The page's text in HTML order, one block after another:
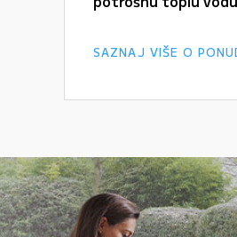
SAZNAJ VIŠE O